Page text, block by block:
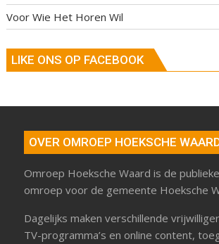
Voor Wie Het Horen Wil
LIKE ONS OP FACEBOOK
OVER OMROEP HOEKSCHE
Omroep Hoeksche Waard is de
omroep voor de gemeente Hoeksche
Dagelijks maken verschillende
TV-programma’s en online content,